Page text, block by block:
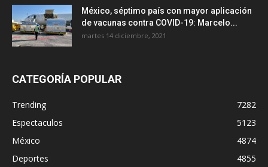
México, séptimo país con mayor aplicación
de vacunas contra COVID-19: Marcelo...
martes 14 diciembre, 2021
CATEGORÍA POPULAR
Trending
7282
Espectaculos
5123
México
4874
Deportes
4855